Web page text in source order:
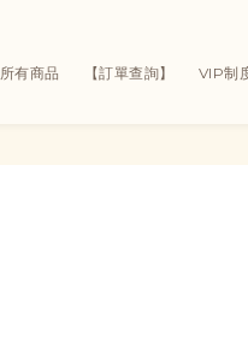
所有商品 【訂單查詢】 VIP制